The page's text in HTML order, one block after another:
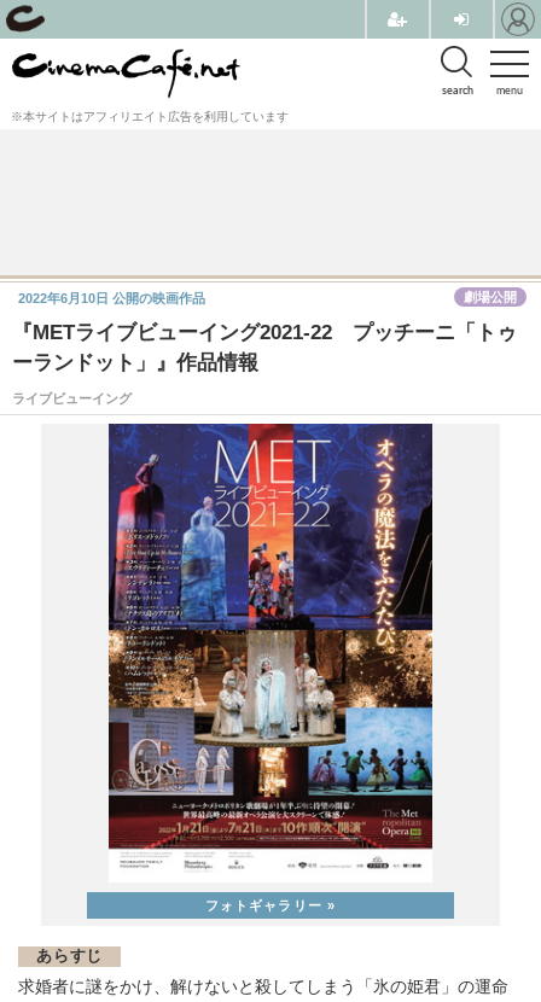
menu
search
※本サイトはアフィリエイト広告を利用しています
『METライブビューイング2021-22 プッチーニ「トゥ
ーランドット」』作品情報
ライブビューイング
2022年6月10日 公開の映画作品 劇場公開
あらすじ
求婚者に謎をかけ、解けないと殺してしまう「氷の姫君」の運命